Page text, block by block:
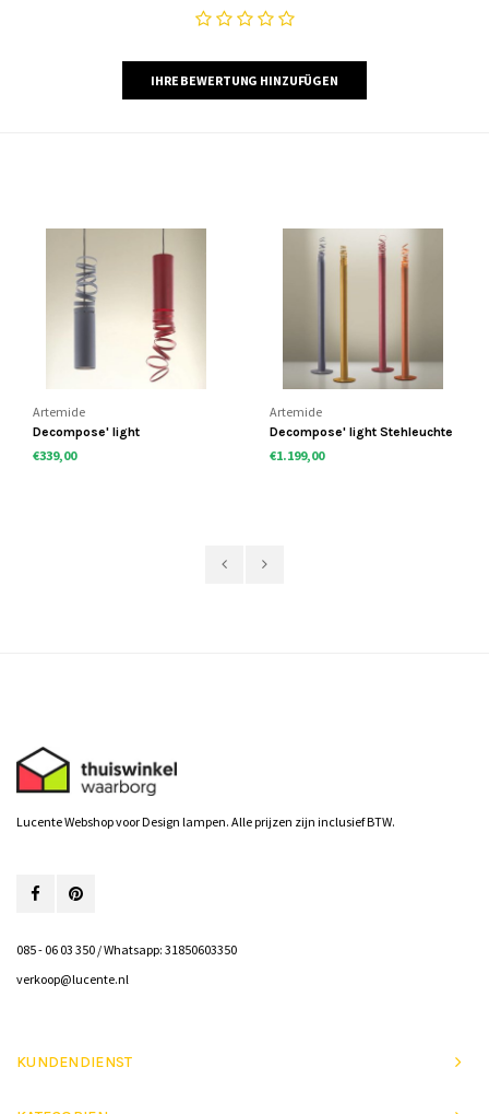
IHRE BEWERTUNG HINZUFÜGEN
Artemide
Decompose' light
Hängelampe
€339,00
Artemide
Decompose' light Stehleuchte
€1.199,00
Lucente Webshop voor Design lampen. Alle prijzen zijn inclusief BTW.
085 - 06 03 350 / Whatsapp: 31850603350
verkoop@lucente.nl
KUNDENDIENST